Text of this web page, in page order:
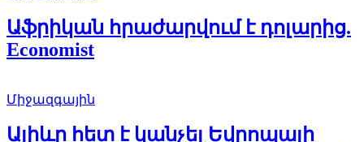
Աֆրիկան ​​հրաժարվում է դոլարից.
Economist
Միջազգային
Ալիևը հետ է կանչել Եվրոպայի